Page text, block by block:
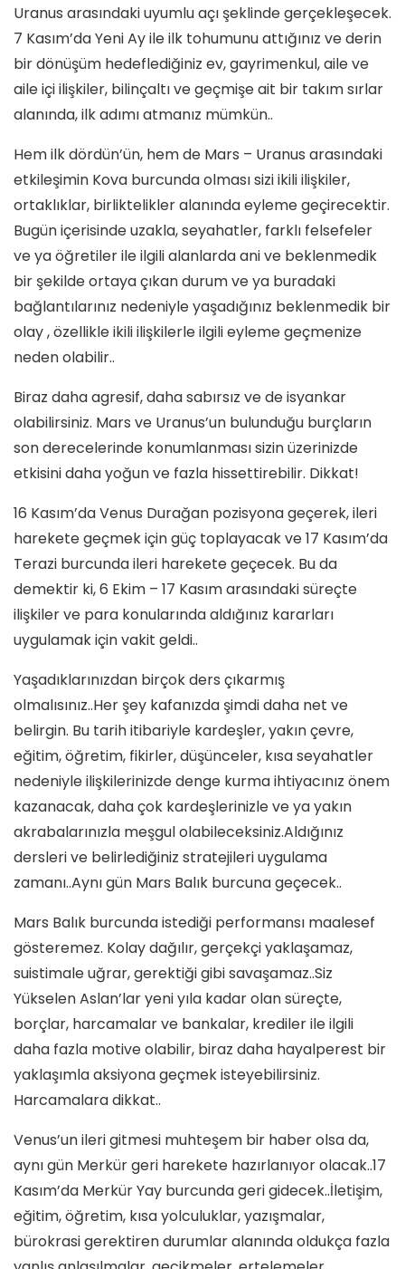
Uranus arasındaki uyumlu açı şeklinde gerçekleşecek.
7 Kasım’da Yeni Ay ile ilk tohumunu attığınız ve derin
bir dönüşüm hedeflediğiniz ev, gayrimenkul, aile ve
aile içi ilişkiler, bilinçaltı ve geçmişe ait bir takım sırlar
alanında, ilk adımı atmanız mümkün..
Hem ilk dördün’ün, hem de Mars – Uranus arasındaki
etkileşimin Kova burcunda olması sizi ikili ilişkiler,
ortaklıklar, birliktelikler alanında eyleme geçirecektir.
Bugün içerisinde uzakla, seyahatler, farklı felsefeler
ve ya öğretiler ile ilgili alanlarda ani ve beklenmedik
bir şekilde ortaya çıkan durum ve ya buradaki
bağlantılarınız nedeniyle yaşadığınız beklenmedik bir
olay , özellikle ikili ilişkilerle ilgili eyleme geçmenize
neden olabilir..
Biraz daha agresif, daha sabırsız ve de isyankar
olabilirsiniz. Mars ve Uranus’un bulunduğu burçların
son derecelerinde konumlanması sizin üzerinizde
etkisini daha yoğun ve fazla hissettirebilir. Dikkat!
16 Kasım’da Venus Durağan pozisyona geçerek, ileri
harekete geçmek için güç toplayacak ve 17 Kasım’da
Terazi burcunda ileri harekete geçecek. Bu da
demektir ki, 6 Ekim – 17 Kasım arasındaki süreçte
ilişkiler ve para konularında aldığınız kararları
uygulamak için vakit geldi..
Yaşadıklarınızdan birçok ders çıkarmış
olmalısınız..Her şey kafanızda şimdi daha net ve
belirgin. Bu tarih itibariyle kardeşler, yakın çevre,
eğitim, öğretim, fikirler, düşünceler, kısa seyahatler
nedeniyle ilişkilerinizde denge kurma ihtiyacınız önem
kazanacak, daha çok kardeşlerinizle ve ya yakın
akrabalarınızla meşgul olabileceksiniz.Aldığınız
dersleri ve belirlediğiniz stratejileri uygulama
zamanı..Aynı gün Mars Balık burcuna geçecek..
Mars Balık burcunda istediği performansı maalesef
gösteremez. Kolay dağılır, gerçekçi yaklaşamaz,
suistimale uğrar, gerektiği gibi savaşamaz..Siz
Yükselen Aslan’lar yeni yıla kadar olan süreçte,
borçlar, harcamalar ve bankalar, krediler ile ilgili
daha fazla motive olabilir, biraz daha hayalperest bir
yaklaşımla aksiyona geçmek isteyebilirsiniz.
Harcamalara dikkat..
Venus’un ileri gitmesi muhteşem bir haber olsa da,
aynı gün Merkür geri harekete hazırlanıyor olacak..17
Kasım’da Merkür Yay burcunda geri gidecek..İletişim,
eğitim, öğretim, kısa yolculuklar, yazışmalar,
bürokrasi gerektiren durumlar alanında oldukça fazla